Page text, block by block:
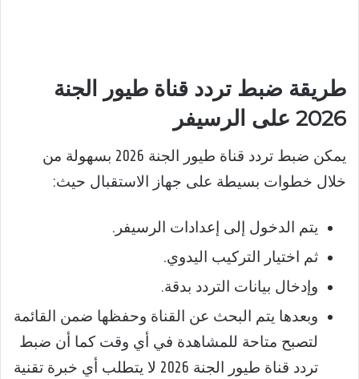
طريقة ضبط تردد قناة طيور الجنة
2026 على الرسيفر
يمكن ضبط تردد قناة طيور الجنة 2026 بسهولة من
خلال خطوات بسيطة على جهاز الاستقبال حيث:
يتم الدخول إلى إعدادات الرسيفر.
ثم اختيار التركيب اليدوي.
وإدخال بيانات التردد بدقة.
وبعدها يتم البحث عن القناة وحفظها ضمن القائمة
لتصبح متاحة للمشاهدة في أي وقت كما أن ضبط
تردد قناة طيور الجنة 2026 لا يتطلب أي خبرة تقنية